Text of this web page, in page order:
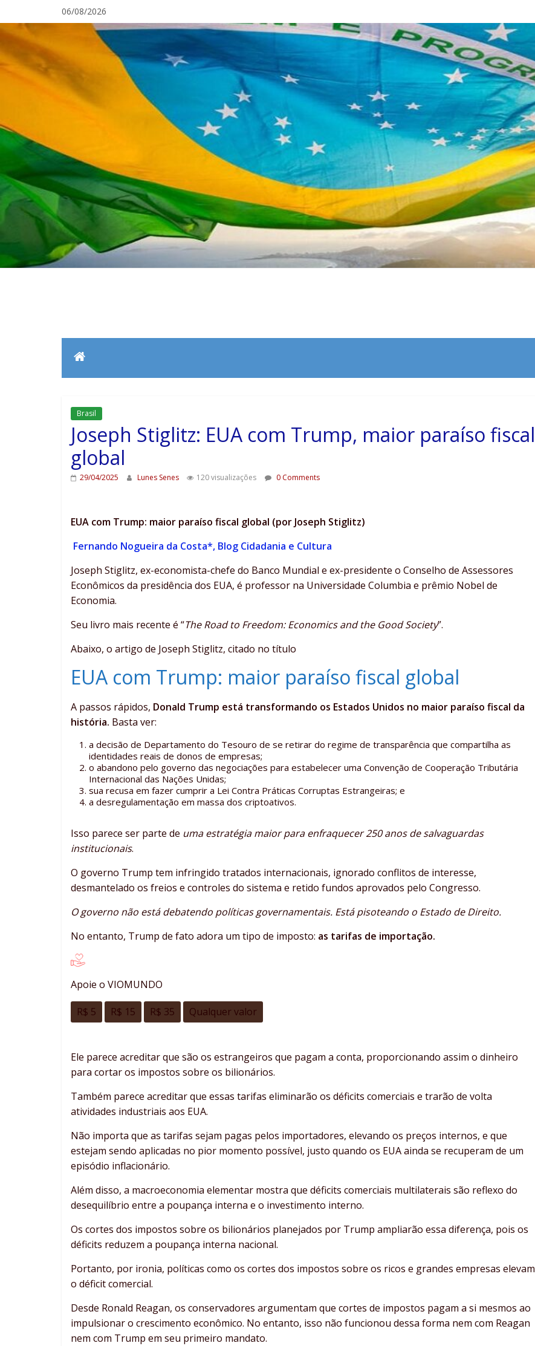
para
conteúdo
06/08/2026
Brasil
Joseph Stiglitz: EUA com Trump, maior paraíso fiscal
global
29/04/2025 Lunes Senes 120 visualizações 0 Comments
EUA com Trump: maior paraíso fiscal global (por Joseph Stiglitz)
Fernando Nogueira da Costa*, Blog Cidadania e Cultura
Joseph Stiglitz, ex-economista-chefe do Banco Mundial e ex-presidente o Conselho de Assessores
Econômicos da presidência dos EUA, é professor na Universidade Columbia e prêmio Nobel de
Economia.
Seu livro mais recente é “The Road to Freedom: Economics and the Good Society”.
Abaixo, o artigo de Joseph Stiglitz, citado no título
EUA com Trump: maior paraíso fiscal global
A passos rápidos, Donald Trump está transformando os Estados Unidos no maior paraíso fiscal da
história. Basta ver:
a decisão de Departamento do Tesouro de se retirar do regime de transparência que compartilha as
identidades reais de donos de empresas;
o abandono pelo governo das negociações para estabelecer uma Convenção de Cooperação Tributária
Internacional das Nações Unidas;
sua recusa em fazer cumprir a Lei Contra Práticas Corruptas Estrangeiras; e
a desregulamentação em massa dos criptoativos.
Isso parece ser parte de uma estratégia maior para enfraquecer 250 anos de salvaguardas
institucionais.
O governo Trump tem infringido tratados internacionais, ignorado conflitos de interesse,
desmantelado os freios e controles do sistema e retido fundos aprovados pelo Congresso.
O governo não está debatendo políticas governamentais. Está pisoteando o Estado de Direito.
No entanto, Trump de fato adora um tipo de imposto: as tarifas de importação.
Apoie o VIOMUNDO
R$ 5 R$ 15 R$ 35 Qualquer valor
Ele parece acreditar que são os estrangeiros que pagam a conta, proporcionando assim o dinheiro
para cortar os impostos sobre os bilionários.
Também parece acreditar que essas tarifas eliminarão os déficits comerciais e trarão de volta
atividades industriais aos EUA.
Não importa que as tarifas sejam pagas pelos importadores, elevando os preços internos, e que
estejam sendo aplicadas no pior momento possível, justo quando os EUA ainda se recuperam de um
episódio inflacionário.
Além disso, a macroeconomia elementar mostra que déficits comerciais multilaterais são reflexo do
desequilíbrio entre a poupança interna e o investimento interno.
Os cortes dos impostos sobre os bilionários planejados por Trump ampliarão essa diferença, pois os
déficits reduzem a poupança interna nacional.
Portanto, por ironia, políticas como os cortes dos impostos sobre os ricos e grandes empresas elevam
o déficit comercial.
Desde Ronald Reagan, os conservadores argumentam que cortes de impostos pagam a si mesmos ao
impulsionar o crescimento econômico. No entanto, isso não funcionou dessa forma nem com Reagan
nem com Trump em seu primeiro mandato.